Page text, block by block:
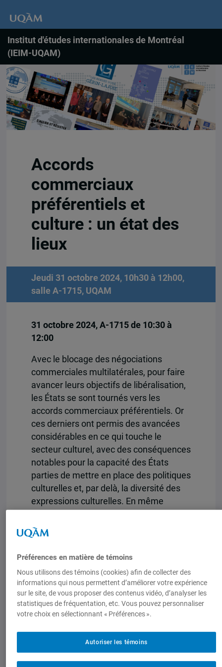
Institut d'études internationales de Montréal
(IEIM-UQAM)
Accords
commerciaux
préférentiels et
culture : un état des
lieux
Jeudi 31 octobre 2024, 10h30 à 12h00,
salle A-1715, UQAM
31 octobre 2024, A-1715 de 10:30 à
12:00
Avec le blocage des négociations
commerciales multilatérales, pour faire
avancer leurs objectifs de libéralisation,
les États se sont tournés vers les
accords commerciaux préférentiels. Or
ces derniers ont permis des avancées
considérables en ce qui touche le
secteur culturel, avec des conséquences
notables pour la capacité des États
parties de mettre en place des politiques
culturelles et, par delà, la diversité des
expressions culturelles. En même
domaine culturel doivent pouvoir être
flexibles et innovantes afin de répondre
aux défis engendrés par la révolution
grandes lignes du récent ouvrage de
Gilbert Gagné qui se veut un état des
lieux de l’interface commerce-culture.
Département d’études politiques et
internationales de l’Université Bishop’s,
où il enseigne les relations
Préférences en matière de témoins
Nous utilisons des témoins (cookies) afin de collecter des
informations qui nous permettent d’améliorer votre expérience
sur le site, de vous proposer des contenus vidéo, d’analyser les
statistiques de fréquentation, etc. Vous pouvez personnaliser
votre choix en sélectionnant « Préférences ».
Autoriser les témoins